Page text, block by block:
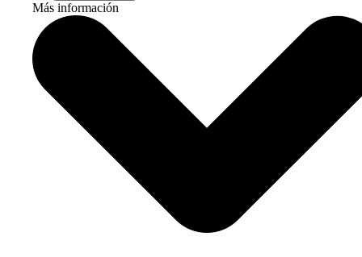
Más información